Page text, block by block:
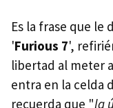
Es la frase que le
'Furious 7',
libertad al meter
entra en la celda
recuerda que "la